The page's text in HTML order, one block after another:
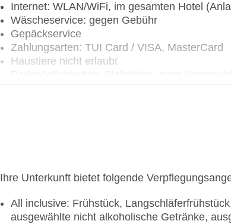
Internet: WLAN/WiFi, im gesamten Hotel
Wäscheservice: gegen Gebühr
Gepäckservice
Zahlungsarten: TUI Card / VISA, MasterCard
Haustiere nicht erlaubt
Tagungseinrichtungen: Konferenzräume: 1,
Ihre Unterkunft bietet folgende
All inclusive: Frühstück,
ausgewählte nicht alkoholische Getränke,